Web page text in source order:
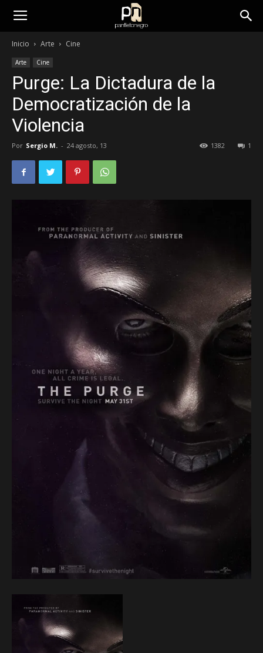
panfletonegro
Inicio Arte Cine
Arte Cine
Purge: La Dictadura de la
Democratización de la
Violencia
Por Sergio M. - 24 agosto, 13 1
1382